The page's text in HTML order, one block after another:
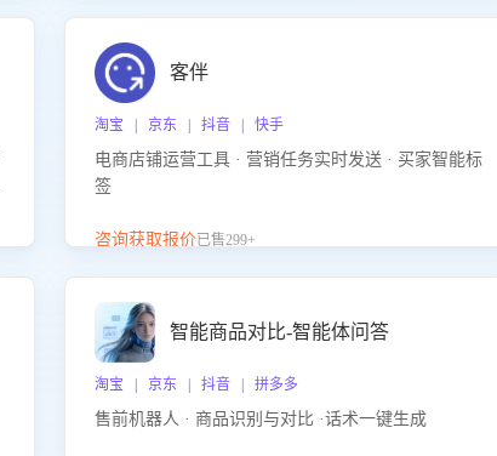
客伴
淘宝 | 京东 | 抖音 | 快手
电商店铺运营工具 · 营销任务实时发送 · 买家智能标
签
咨询获取报价已售299+
智能商品对比-智能体问答
淘宝 | 京东 | 抖音 | 拼多多
售前机器人 · 商品识别与对比 ·话术一键生成